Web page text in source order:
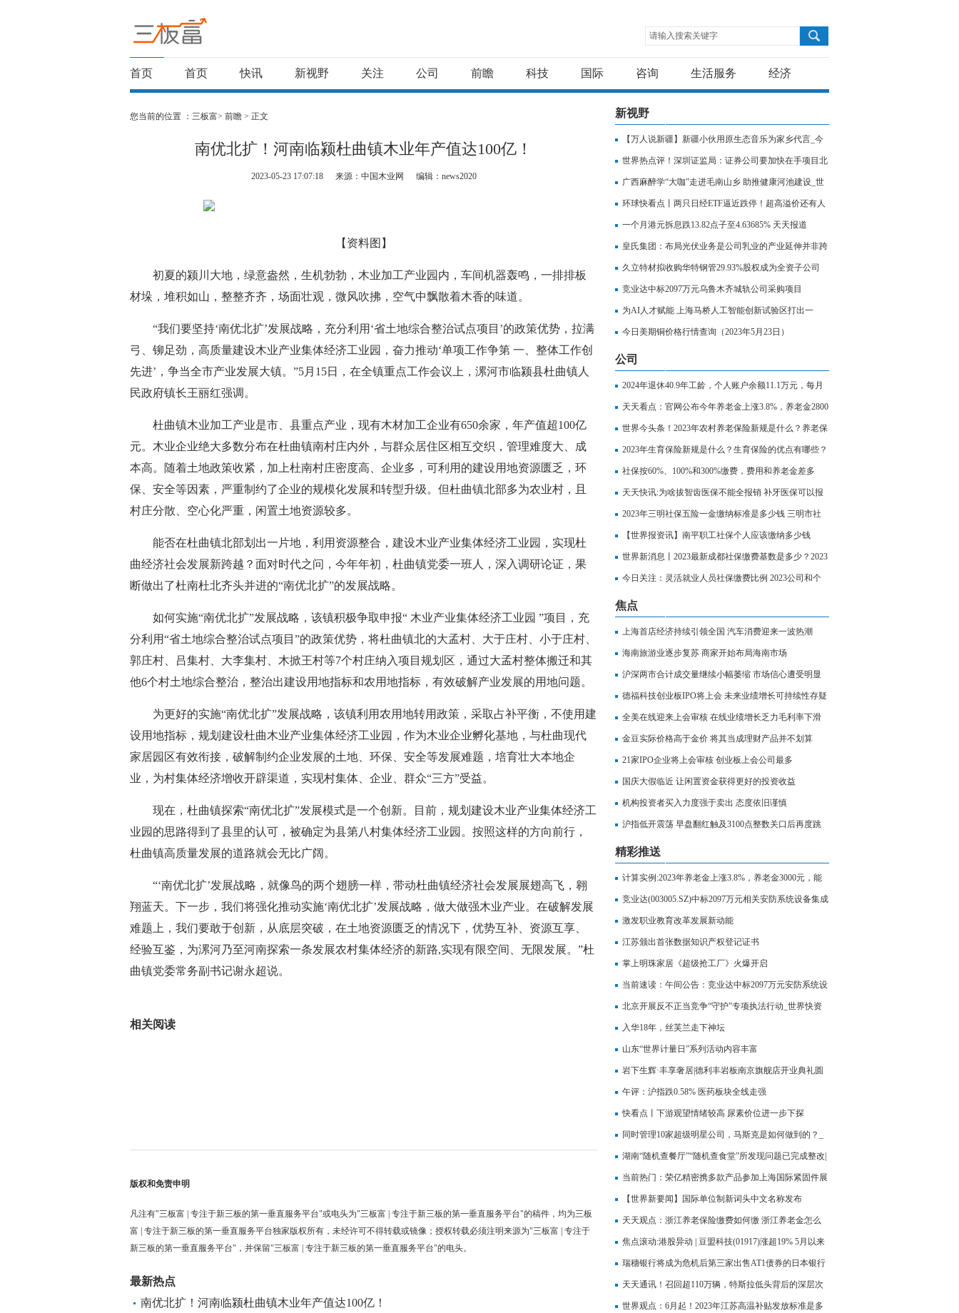
请输入搜索关键字
首页 首页 快讯 新视野 关注 公司 前瞻 科技 国际 咨询 生活服务 经济
您当前的位置 ： 三板富> 前瞻 > 正文
南优北扩！河南临颍杜曲镇木业年产值达100亿！
2023-05-23 17:07:18 来源：中国木业网 编辑：news2020
【资料图】
初夏的颍川大地，绿意盎然，生机勃勃，木业加工产业园内，车间机器轰鸣，一排排板
材垛，堆积如山，整整齐齐，场面壮观，微风吹拂，空气中飘散着木香的味道。
“我们要坚持‘南优北扩’发展战略，充分利用‘省土地综合整治试点项目’的政策优势，拉满
弓、铆足劲，高质量建设木业产业集体经济工业园，奋力推动‘单项工作争第 一、整体工作创
先进’，争当全市产业发展大镇。”5月15日，在全镇重点工作会议上，漯河市临颍县杜曲镇人
民政府镇长王丽红强调。
杜曲镇木业加工产业是市、县重点产业，现有木材加工企业有650余家，年产值超100亿
元。木业企业绝大多数分布在杜曲镇南村庄内外，与群众居住区相互交织，管理难度大、成
本高。随着土地政策收紧，加上杜南村庄密度高、企业多，可利用的建设用地资源匮乏，环
保、安全等因素，严重制约了企业的规模化发展和转型升级。但杜曲镇北部多为农业村，且
村庄分散、空心化严重，闲置土地资源较多。
能否在杜曲镇北部划出一片地，利用资源整合，建设木业产业集体经济工业园，实现杜
曲经济社会发展新跨越？面对时代之问，今年年初，杜曲镇党委一班人，深入调研论证，果
断做出了杜南杜北齐头并进的“南优北扩”的发展战略。
如何实施“南优北扩”发展战略，该镇积极争取申报“ 木业产业集体经济工业园 ”项目，充
分利用“省土地综合整治试点项目”的政策优势，将杜曲镇北的大孟村、大于庄村、小于庄村、
郭庄村、吕集村、大李集村、木掀王村等7个村庄纳入项目规划区，通过大孟村整体搬迁和其
他6个村土地综合整治，整治出建设用地指标和农用地指标，有效破解产业发展的用地问题。
为更好的实施“南优北扩”发展战略，该镇利用农用地转用政策，采取占补平衡，不使用建
设用地指标，规划建设杜曲木业产业集体经济工业园，作为木业企业孵化基地，与杜曲现代
家居园区有效衔接，破解制约企业发展的土地、环保、安全等发展难题，培育壮大本地企
业，为村集体经济增收开辟渠道，实现村集体、企业、群众“三方”受益。
现在，杜曲镇探索“南优北扩”发展模式是一个创新。目前，规划建设木业产业集体经济工
业园的思路得到了县里的认可，被确定为县第八村集体经济工业园。按照这样的方向前行，
杜曲镇高质量发展的道路就会无比广阔。
“‘南优北扩’发展战略，就像鸟的两个翅膀一样，带动杜曲镇经济社会发展展翅高飞，翱
翔蓝天。下一步，我们将强化推动实施‘南优北扩’发展战略，做大做强木业产业。在破解发展
难题上，我们要敢于创新，从底层突破，在土地资源匮乏的情况下，优势互补、资源互享、
经验互鉴，为漯河乃至河南探索一条发展农村集体经济的新路,实现有限空间、无限发展。”杜
曲镇党委常务副书记谢永超说。
相关阅读
版权和免责申明
凡注有"三板富 | 专注于新三板的第一垂直服务平台"或电头为"三板富 | 专注于新三板的第一垂直服务平台"的稿件，均为三板
富 | 专注于新三板的第一垂直服务平台独家版权所有，未经许可不得转载或镜像；授权转载必须注明来源为"三板富 | 专注于
新三板的第一垂直服务平台"，并保留"三板富 | 专注于新三板的第一垂直服务平台"的电头。
最新热点
南优北扩！河南临颍杜曲镇木业年产值达100亿！
新视野
【万人说新疆】新疆小伙用原生态音乐为家乡代言_今
日热讯
世界热点评！深圳证监局：证券公司要加快在手项目北
交所申报、新三板挂牌推进速度
广西麻醉学“大咖”走进毛南山乡 助推健康河池建设_世
界时快讯
环球快看点丨两只日经ETF逼近跌停！超高溢价还有人
追，巴菲特“惹的祸”？
一个月港元拆息跌13.82点子至4.63685% 天天报道
皇氏集团：布局光伏业务是公司乳业的产业延伸并非跨
界
久立特材拟收购华特钢管29.93%股权成为全资子公司
天天聚看点
竞业达中标2097万元乌鲁木齐城轨公司采购项目
为AI人才赋能 上海马桥人工智能创新试验区打出一
套“组合拳”_世界新动态
今日美期铜价格行情查询（2023年5月23日）
公司
2024年退休40.9年工龄，个人账户余额11.1万元，每月
养老金多少元-世界快消息
天天看点：官网公布今年养老金上涨3.8%，养老金2800
元能涨多少钱？计算举例说明
世界今头条！2023年农村养老保险新规是什么？养老保
险的优点有哪些？
2023年生育保险新规是什么？生育保险的优点有哪些？
全球微资讯
社保按60%、100%和300%缴费，费用和养老金差多
少？用数据来计算一下
天天快讯:为啥拔智齿医保不能全报销 补牙医保可以报
销吗
2023年三明社保五险一金缴纳标准是多少钱 三明市社
保缴费标准一览
【世界报资讯】南平职工社保个人应该缴纳多少钱
（2023南平职工社保缴费基数标准）
世界新消息丨2023最新成都社保缴费基数是多少？2023
成都个人社保一个月要交多少钱，
今日关注：灵活就业人员社保缴费比例 2023公司和个
人缴纳社保的比例如下
焦点
上海首店经济持续引领全国 汽车消费迎来一波热潮
海南旅游业逐步复苏 商家开始布局海南市场
沪深两市合计成交量继续小幅萎缩 市场信心遭受明显
打击
德福科技创业板IPO将上会 未来业绩增长可持续性存疑
全美在线迎来上会审核 在线业绩增长乏力毛利率下滑
金豆实际价格高于金价 将其当成理财产品并不划算
21家IPO企业将上会审核 创业板上会公司最多
国庆大假临近 让闲置资金获得更好的投资收益
机构投资者买入力度强于卖出 态度依旧谨慎
沪指低开震荡 早盘翻红触及3100点整数关口后再度跳
水
精彩推送
计算实例:2023年养老金上涨3.8%，养老金3000元，能
涨多少钱？
竞业达(003005.SZ)中标2097万元相关安防系统设备集成
采购项目
激发职业教育改革发展新动能
江苏颁出首张数据知识产权登记证书
掌上明珠家居《超级抢工厂》火爆开启
当前速读：午间公告：竞业达中标2097万元安防系统设
备集成采购项目
北京开展反不正当竞争“守护”专项执法行动_世界快资
讯
入华18年，丝芙兰走下神坛
山东“世界计量日”系列活动内容丰富
岩下生辉·丰享奢居|德利丰岩板南京旗舰店开业典礼圆
满举行
午评：沪指跌0.58% 医药板块全线走强
快看点丨下游观望情绪较高 尿素价位进一步下探
同时管理10家超级明星公司，马斯克是如何做到的？_
当前速读
湖南“随机查餐厅”“随机查食堂”所发现问题已完成整改|
当前热点
当前热门：荣亿精密携多款产品参加上海国际紧固件展
展位号为H2-2115
【世界新要闻】国际单位制新词头中文名称发布
天天观点：浙江养老保险缴费如何缴 浙江养老金怎么
计算公式一览表
焦点滚动:港股异动 | 豆盟科技(01917)涨超19% 5月以来
股价已大涨137%
瑞穗银行将成为危机后第三家出售AT1债券的日本银行
全球球精选
天天通讯！召回超110万辆，特斯拉低头背后的深层次
原因
世界观点：6月起！2023年江苏高温补贴发放标准是多